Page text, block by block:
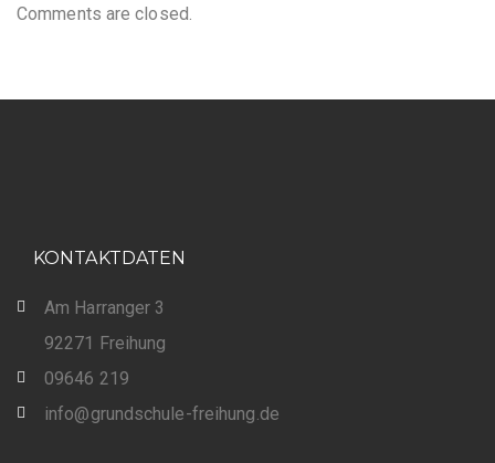
Comments are closed.
KONTAKTDATEN
Am Harranger 3
92271 Freihung
09646 219
info@grundschule-freihung.de